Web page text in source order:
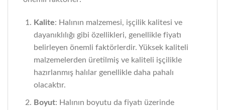
Kalite: Halının malzemesi, işçilik kalitesi ve
dayanıklılığı gibi özellikleri, genellikle fiyatı
belirleyen önemli faktörlerdir. Yüksek kaliteli
malzemelerden üretilmiş ve kaliteli işçilikle
hazırlanmış halılar genellikle daha pahalı
olacaktır.
Boyut: Halının boyutu da fiyatı üzerinde